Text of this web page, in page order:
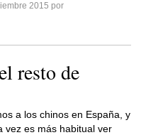
2015 por
resto de
a los chinos en España, y
vez es más habitual ver